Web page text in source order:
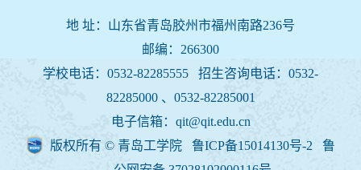
地 址：山东省青岛胶州市福州南路236号
邮编：266300
学校电话：0532-82285555 招生咨询电话： 0532-
82285000 、0532-82285001
电子信箱：qit@qit.edu.cn
版权所有 © 青岛工学院 鲁ICP备15014130号-2
鲁